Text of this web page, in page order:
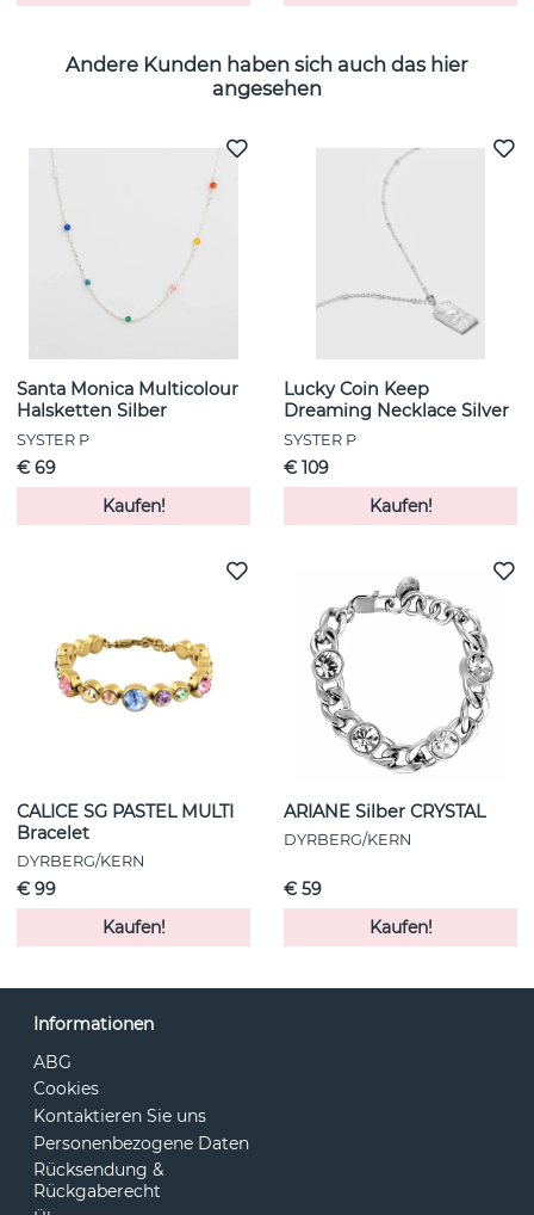
Andere Kunden haben sich auch das hier
angesehen
Santa Monica Multicolour
Halsketten Silber
SYSTER P
€ 69
Kaufen!
Lucky Coin Keep
Dreaming Necklace Silver
SYSTER P
€ 109
Kaufen!
CALICE SG PASTEL MULTI
Bracelet
DYRBERG/KERN
€ 99
Kaufen!
ARIANE Silber CRYSTAL
DYRBERG/KERN
€ 59
Kaufen!
Informationen
ABG
Cookies
Kontaktieren Sie uns
Personenbezogene Daten
Rücksendung &
Rückgaberecht